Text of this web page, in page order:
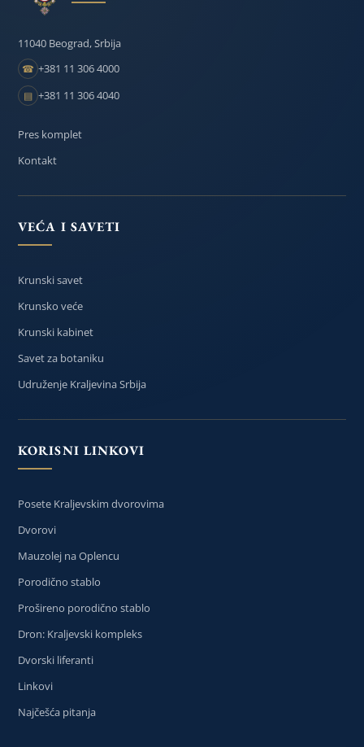
11040 Beograd, Srbija
☎ +381 11 306 4000
▤ +381 11 306 4040
Pres komplet
Kontakt
VEĆA I SAVETI
Krunski savet
Krunsko veće
Krunski kabinet
Savet za botaniku
Udruženje Kraljevina Srbija
KORISNI LINKOVI
Posete Kraljevskim dvorovima
Dvorovi
Mauzolej na Oplencu
Porodično stablo
Prošireno porodično stablo
Dron: Kraljevski kompleks
Dvorski liferanti
Linkovi
Najčešća pitanja